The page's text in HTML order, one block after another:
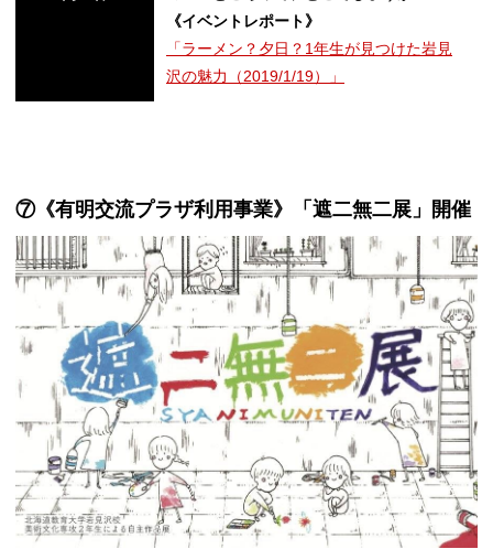
《イベントレポート》
「ラーメン？夕日？1年生が見つけた岩見
沢の魅力（2019/1/19）」
⑦《有明交流プラザ利用事業》「遮二無二展」開催